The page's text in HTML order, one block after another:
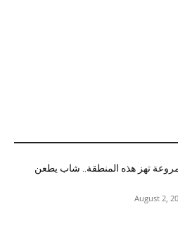
تهز هذه المنطقة.. شاب يطعن